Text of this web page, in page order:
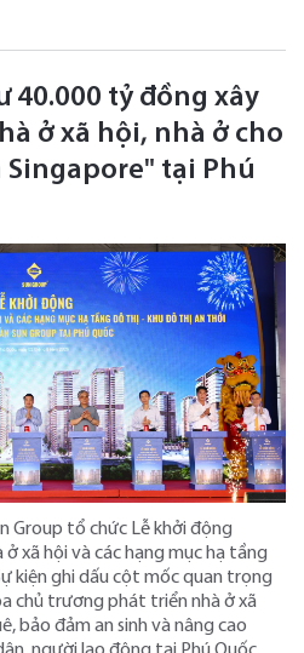
40.000 tỷ đồng xây
ở xã hội, nhà ở cho
tại Phú
Group tổ chức Lễ khởi động
xã hội và các hạng mục hạ tầng
kiện ghi dấu cột mốc quan trọng
chủ trương phát triển nhà ở xã
bảo đảm an sinh và nâng cao